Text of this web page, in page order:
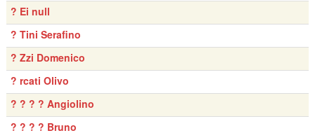
? Ei null
? Tini Serafino
? Zzi Domenico
? rcati Olivo
? ? ? ? Angiolino
? ? ? ? Bruno